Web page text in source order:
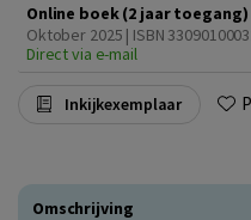
Online boek (2 jaar toegang)
Oktober 2025 | ISBN
Direct via e-mail
Inkijkexemplaar
Omschrijving